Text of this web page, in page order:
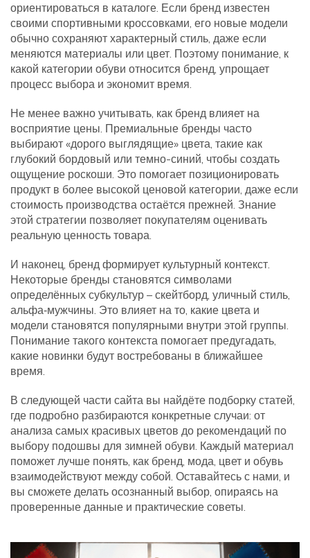
ориентироваться в каталоге. Если бренд известен
своими спортивными кроссовками, его новые модели
обычно сохраняют характерный стиль, даже если
меняются материалы или цвет. Поэтому понимание, к
какой категории обуви относится бренд, упрощает
процесс выбора и экономит время.
Не менее важно учитывать, как бренд влияет на
восприятие цены. Премиальные бренды часто
выбирают «дорого выглядящие» цвета, такие как
глубокий бордовый или темно-синий, чтобы создать
ощущение роскоши. Это помогает позиционировать
продукт в более высокой ценовой категории, даже если
стоимость производства остаётся прежней. Знание
этой стратегии позволяет покупателям оценивать
реальную ценность товара.
И наконец, бренд формирует культурный контекст.
Некоторые бренды становятся символами
определённых субкультур – скейтборд, уличный стиль,
альфа‑мужчины. Это влияет на то, какие цвета и
модели становятся популярными внутри этой группы.
Понимание такого контекста помогает предугадать,
какие новинки будут востребованы в ближайшее
время.
В следующей части сайта вы найдёте подборку статей,
где подробно разбираются конкретные случаи: от
анализа самых красивых цветов до рекомендаций по
выбору подошвы для зимней обуви. Каждый материал
поможет лучше понять, как бренд, мода, цвет и обувь
взаимодействуют между собой. Оставайтесь с нами, и
вы сможете делать осознанный выбор, опираясь на
проверенные данные и практические советы.